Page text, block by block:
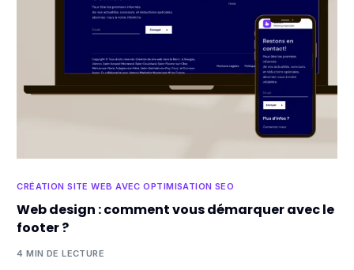
CRÉATION SITE WEB AVEC OPTIMISATION SEO
Web design : comment vous démarquer avec le
footer ?
4 MIN DE LECTURE